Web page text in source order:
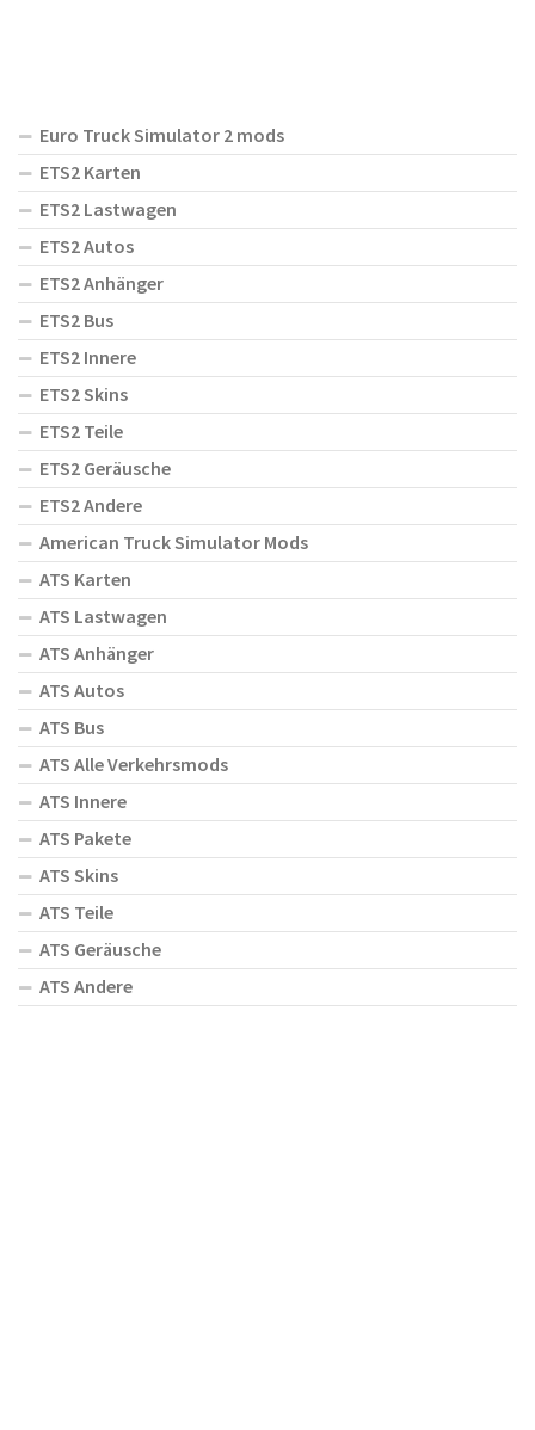
Euro Truck Simulator 2 mods
ETS2 Karten
ETS2 Lastwagen
ETS2 Autos
ETS2 Anhänger
ETS2 Bus
ETS2 Innere
ETS2 Skins
ETS2 Teile
ETS2 Geräusche
ETS2 Andere
American Truck Simulator Mods
ATS Karten
ATS Lastwagen
ATS Anhänger
ATS Autos
ATS Bus
ATS Alle Verkehrsmods
ATS Innere
ATS Pakete
ATS Skins
ATS Teile
ATS Geräusche
ATS Andere